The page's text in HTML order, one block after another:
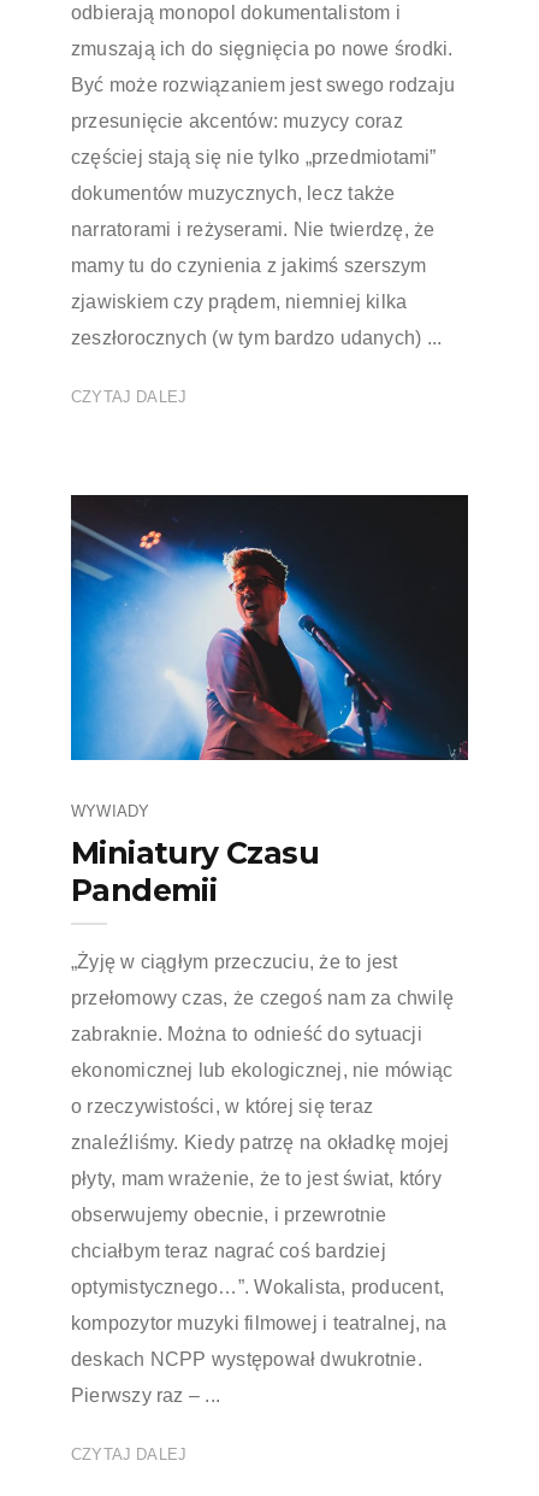
odbierają monopol dokumentalistom i
zmuszają ich do sięgnięcia po nowe środki.
Być może rozwiązaniem jest swego rodzaju
przesunięcie akcentów: muzycy coraz
częściej stają się nie tylko „przedmiotami”
dokumentów muzycznych, lecz także
narratorami i reżyserami. Nie twierdzę, że
mamy tu do czynienia z jakimś szerszym
zjawiskiem czy prądem, niemniej kilka
zeszłorocznych (w tym bardzo udanych) ...
CZYTAJ DALEJ
WYWIADY
Miniatury Czasu
Pandemii
„Żyję w ciągłym przeczuciu, że to jest
przełomowy czas, że czegoś nam za chwilę
zabraknie. Można to odnieść do sytuacji
ekonomicznej lub ekologicznej, nie mówiąc
o rzeczywistości, w której się teraz
znaleźliśmy. Kiedy patrzę na okładkę mojej
płyty, mam wrażenie, że to jest świat, który
obserwujemy obecnie, i przewrotnie
chciałbym teraz nagrać coś bardziej
optymistycznego…”. Wokalista, producent,
kompozytor muzyki filmowej i teatralnej, na
deskach NCPP występował dwukrotnie.
Pierwszy raz – ...
CZYTAJ DALEJ